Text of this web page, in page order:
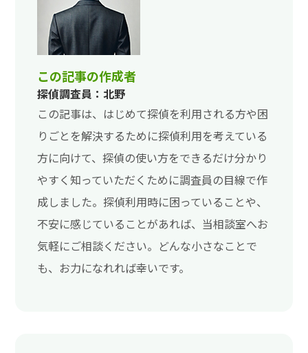
この記事の作成者
探偵調査員：北野
この記事は、はじめて探偵を利用される方や困
りごとを解決するために探偵利用を考えている
方に向けて、探偵の使い方をできるだけ分かり
やすく知っていただくために調査員の目線で作
成しました。探偵利用時に困っていることや、
不安に感じていることがあれば、当相談室へお
気軽にご相談ください。どんな小さなことで
も、お力になれれば幸いです。